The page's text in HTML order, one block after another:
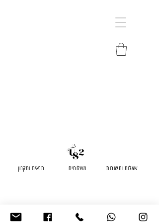
תנאים ותקנון שאלות ותשובות משלוחים